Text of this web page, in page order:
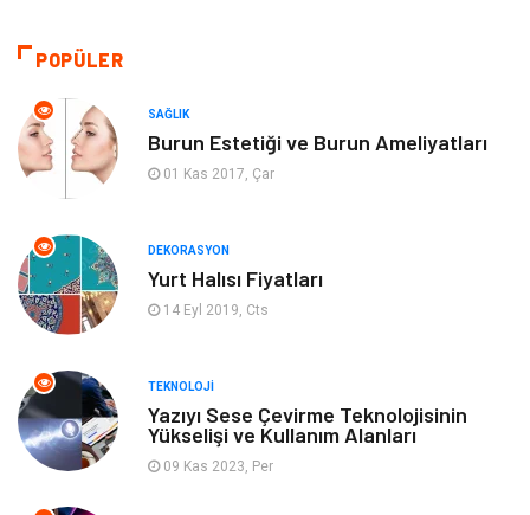
Hukuk
Eğitim & Kariyer
Yapı İnşaat
Turizm
Bilgisayar & Yazılım Mobilya
Tekstil Maden ve Metal
Eğlence
POPÜLER
SAĞLIK
Burun Estetiği ve Burun Ameliyatları
01 Kas 2017, Çar
DEKORASYON
Yurt Halısı Fiyatları
14 Eyl 2019, Cts
TEKNOLOJI
Yazıyı Sese Çevirme Teknolojisinin
Yükselişi ve Kullanım Alanları
09 Kas 2023, Per